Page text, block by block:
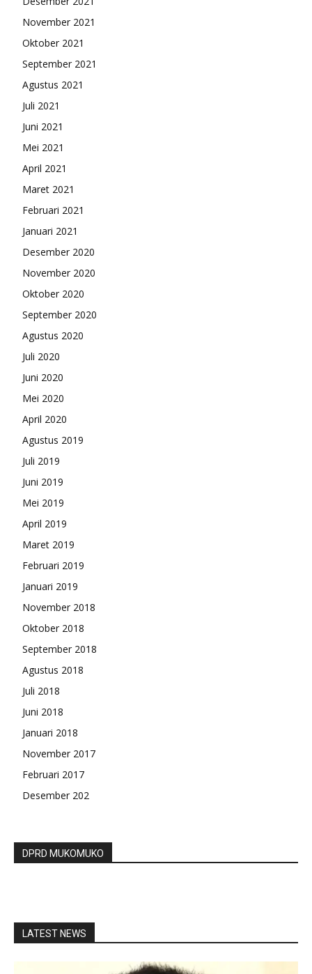
November 2021
Oktober 2021
September 2021
Agustus 2021
Juli 2021
Juni 2021
Mei 2021
April 2021
Maret 2021
Februari 2021
Januari 2021
Desember 2020
November 2020
Oktober 2020
September 2020
Agustus 2020
Juli 2020
Juni 2020
Mei 2020
April 2020
Agustus 2019
Juli 2019
Juni 2019
Mei 2019
April 2019
Maret 2019
Februari 2019
Januari 2019
November 2018
Oktober 2018
September 2018
Agustus 2018
Juli 2018
Juni 2018
Januari 2018
November 2017
Februari 2017
Desember 202
DPRD MUKOMUKO
LATEST NEWS